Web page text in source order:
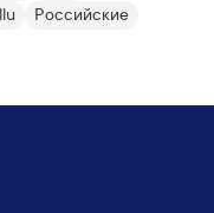
Российские